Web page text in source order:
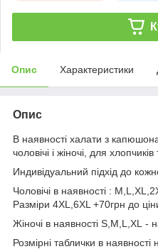
Опис Характеристики
Опис
В наявності халати з
чоловічі і жіночі, для хлопчиків
Индивідуальний підхід до
Чоловічі в наявності :
Разміри 4XL,6XL +70грн до
Жіночі в наявності S,M,L,XL -
Розмірні таблички в наявності